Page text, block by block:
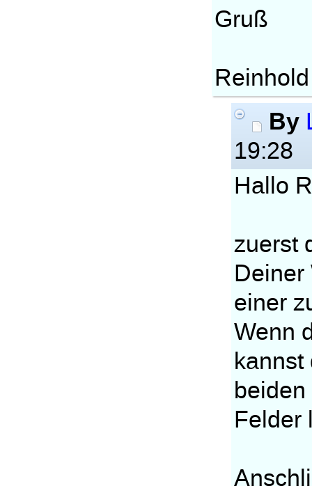
Gruß
Reinhold
By
19:28
Hallo
zuerst
Deiner
einer
Wenn
kannst
Felder